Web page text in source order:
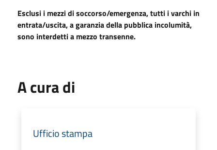
Esclusi i mezzi di soccorso/emergenza, tutti i varchi in
entrata/uscita, a garanzia della pubblica incolumità,
sono interdetti a mezzo transenne.
A cura di
Ufficio stampa